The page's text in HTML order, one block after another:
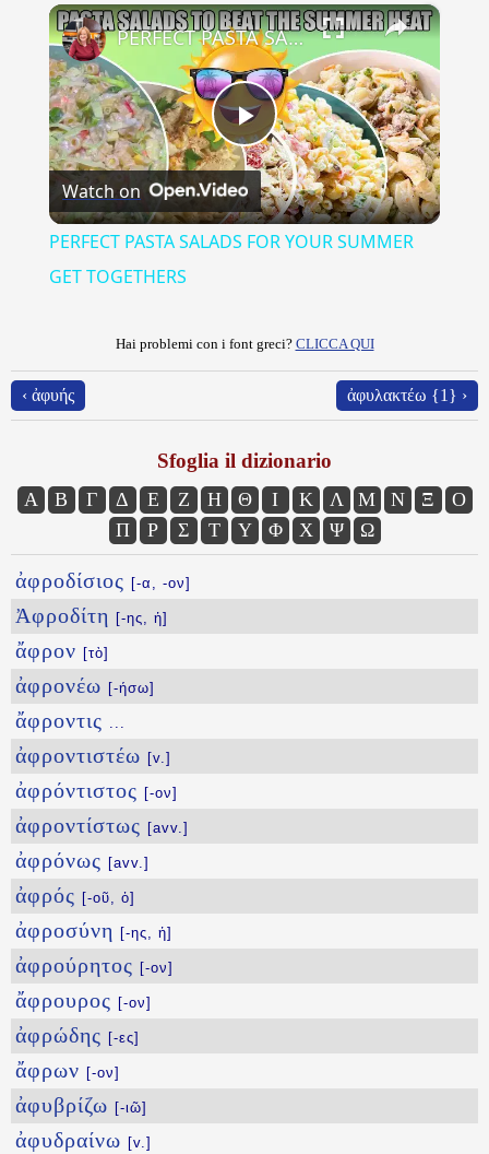
Play Unmute Fullscreen ×
Play
Video
PERFECT PASTA SALADS FOR YOUR SUMMER GET TOGETHERS
Watch on
PERFECT PASTA SALADS FOR YOUR SUMMER
GET TOGETHERS
Hai problemi con i font greci? CLICCA QUI
‹ ἀφυής ἀφυλακτέω {1} ›
Sfoglia il dizionario
Α Β Γ Δ Ε Ζ Η Θ Ι Κ Λ Μ Ν Ξ
Ο
Π
Ρ Σ Τ Υ Φ Χ Ψ Ω
ἀφροδίσιος [-α, -ον]
Ἀφροδίτη [-ης, ἡ]
ἄφρον [τὸ]
ἀφρονέω [-ήσω]
ἄφροντις ...
ἀφροντιστέω [v.]
ἀφρόντιστος [-ον]
ἀφροντίστως [avv.]
ἀφρόνως [avv.]
ἀφρός [-οῦ, ὁ]
ἀφροσύνη [-ης, ἡ]
ἀφρούρητος [-ον]
ἄφρουρος [-ον]
ἀφρώδης [-ες]
ἄφρων [-ον]
ἀφυβρίζω [-ιῶ]
ἀφυδραίνω [v.]